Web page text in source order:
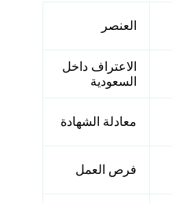
العنصر
الاعتراف داخل
السعودية
معادلة الشهادة
فرص العمل